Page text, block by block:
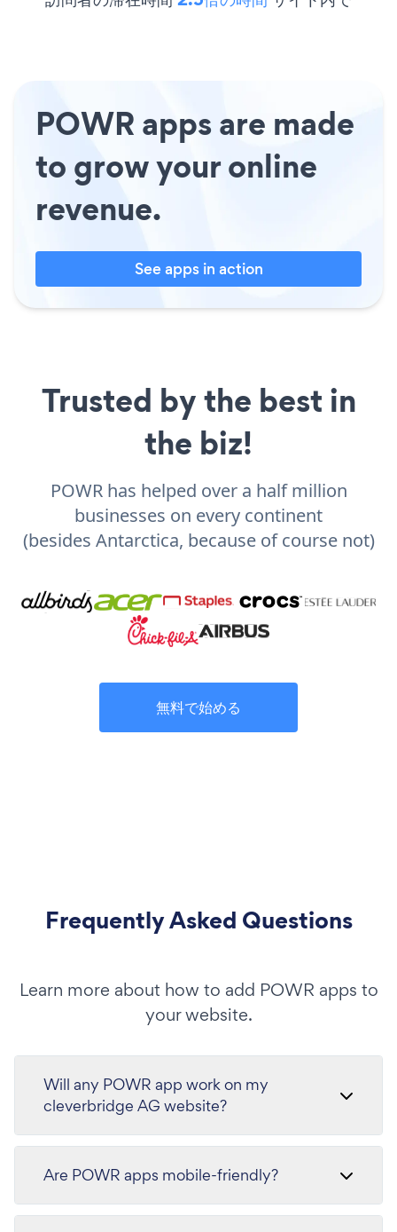
POWR apps are made
to grow your online
revenue.
See apps in action
Trusted by the best in
the biz!
POWR has helped over a half million
businesses on every continent
(besides Antarctica, because of course not)
無料で始める
Frequently Asked Questions
Learn more about how to add POWR apps to
your website.
Will any POWR app work on my
cleverbridge AG website?
Are POWR apps mobile-friendly?